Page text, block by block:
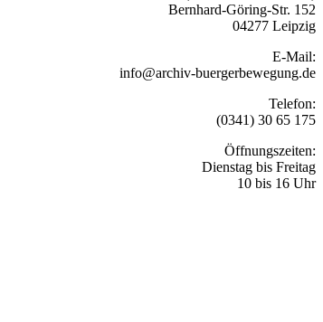
Bernhard-Göring-Str. 152
04277 Leipzig
E-Mail:
info@archiv-buergerbewegung.de
Telefon:
(0341) 30 65 175
Öffnungszeiten:
Dienstag bis Freitag
10 bis 16 Uhr